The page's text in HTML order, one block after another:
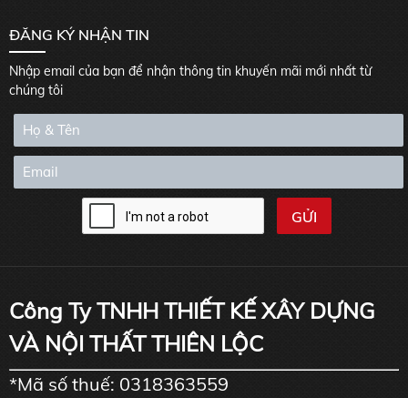
ĐĂNG KÝ NHẬN TIN
Nhập email của bạn để nhận thông tin khuyến mãi mới nhất từ
chúng tôi
Công Ty TNHH THIẾT KẾ XÂY DỰNG
VÀ NỘI THẤT THIÊN LỘC
*Mã số thuế: 0318363559